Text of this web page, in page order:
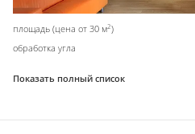
площадь (цена от 30 м2)
обработка угла
Показать полный список